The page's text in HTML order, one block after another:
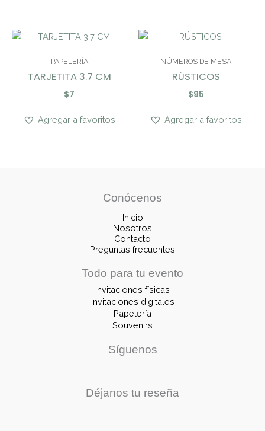
PAPELERÍA
TARJETITA 3.7 CM
$7
Agregar a favoritos
NÚMEROS DE MESA
RÚSTICOS
$95
Agregar a favoritos
Conócenos
Inicio
Nosotros
Contacto
Preguntas frecuentes
Todo para tu evento
Invitaciones físicas
Invitaciones digitales
Papelería
Souvenirs
Síguenos
Déjanos tu reseña